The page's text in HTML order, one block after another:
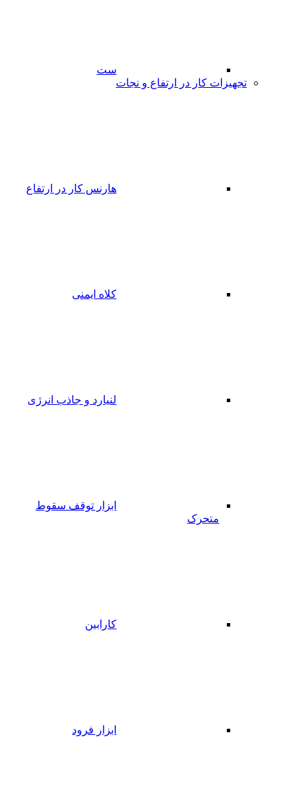
ست
تجهیزات کار در ارتفاع و نجات
هارنس کار در ارتفاع
کلاه ایمنی
لنیارد و جاذب انرژی
ابزار توقف سقوط
متحرک
کارابین
ابزار فرود